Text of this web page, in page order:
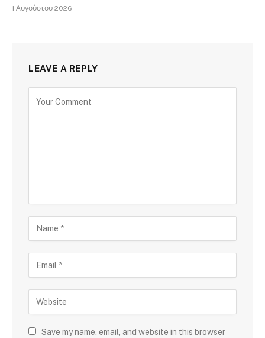
1 Αυγούστου 2026
LEAVE A REPLY
Save my name, email, and website in this browser